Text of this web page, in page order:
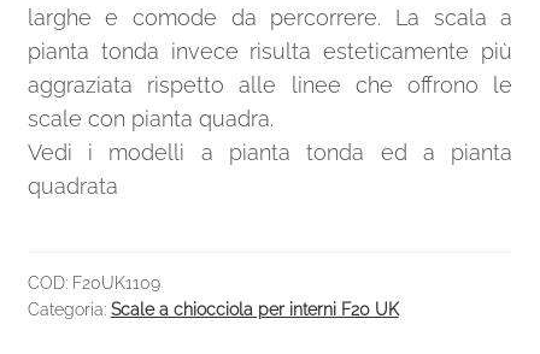
larghe e comode da percorrere. La scala a
pianta tonda invece risulta esteticamente più
aggraziata rispetto alle linee che offrono le
scale con pianta quadra.
Vedi i modelli a pianta tonda ed a pianta
quadrata
COD: F20UK1109
Categoria: Scale a chiocciola per interni F20 UK